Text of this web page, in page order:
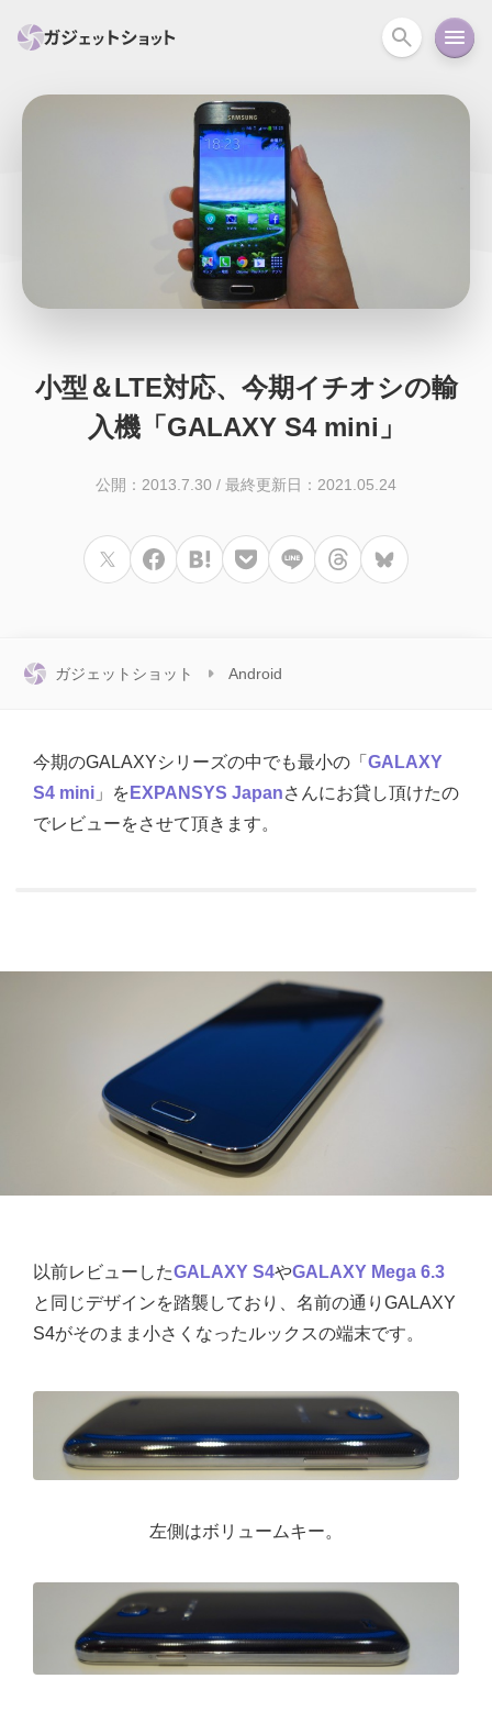
スマートホーム アクションカメラ
iPad Android
小型＆LTE対応、今期イチオシの輸
入機「GALAXY S4 mini」
公開：2013.7.30 / 最終更新日：2021.05.24
ガジェットショット Android
今期のGALAXYシリーズの中でも最小の「 GALAXY
S4 mini 」を EXPANSYS Japanさんにお貸し頂けたの
でレビューをさせて頂きます。
以前レビューしたGALAXY S4やGALAXY Mega 6.3
と同じデザインを踏襲しており、名前の通りGALAXY
S4がそのまま小さくなったルックスの端末です。
左側はボリュームキー。